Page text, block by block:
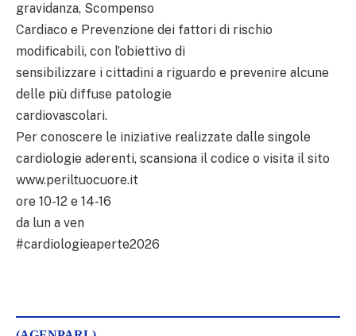
gravidanza, Scompenso
Cardiaco e Prevenzione dei fattori di rischio
modificabili, con l’obiettivo di
sensibilizzare i cittadini a riguardo e prevenire alcune
delle più diffuse patologie
cardiovascolari.
Per conoscere le iniziative realizzate dalle singole
cardiologie aderenti, scansiona il codice o visita il sito
www.periltuocuore.it
ore 10-12 e 14-16
da lun a ven
#cardiologieaperte2026